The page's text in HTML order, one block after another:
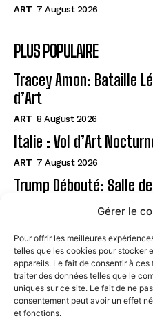
Gérer le
Pour offrir les meilleures
telles que les cookies pour stocker
appareils. Le fait de consentir à
traiter des données telles que le
uniques sur ce site. Le fait de ne
consentement peut avoir un effet
et fonctions.
ART 7 August 2026
PLUS POPULAIRE
Tracey Amon: Bataille
d’Art
ART 8 August 2026
Italie : Vol d’Art
ART 7 August 2026
Trump Débouté: Salle
Page
CONTACT
MENTIONS LÉGALES